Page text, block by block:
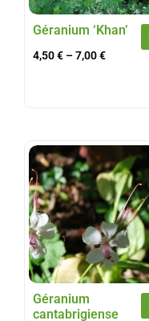
Géranium ‘Khan’
4,50€ –7,00€
Géranium
cantabrigiense